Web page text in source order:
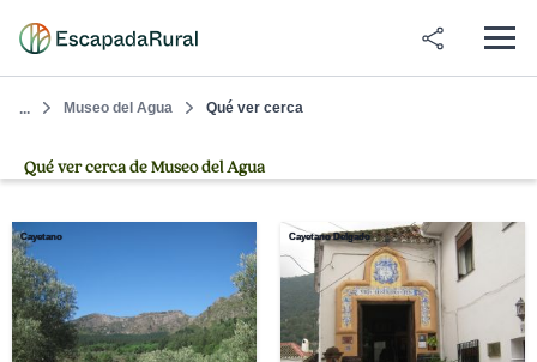
... Museo del Agua Qué ver cerca
Qué ver cerca de Museo del Agua
Cayetano Cayetano Delgado